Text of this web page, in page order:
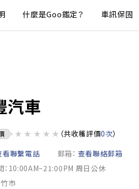
什麼是Goo鑑定？ 車訊保固
汽車
★ ★ ★ ★ ★ （共收穫評價0次）
看聯繫電話 郵箱： 查看聯絡郵箱
：10:00AM~21:00PM 周日公休
市